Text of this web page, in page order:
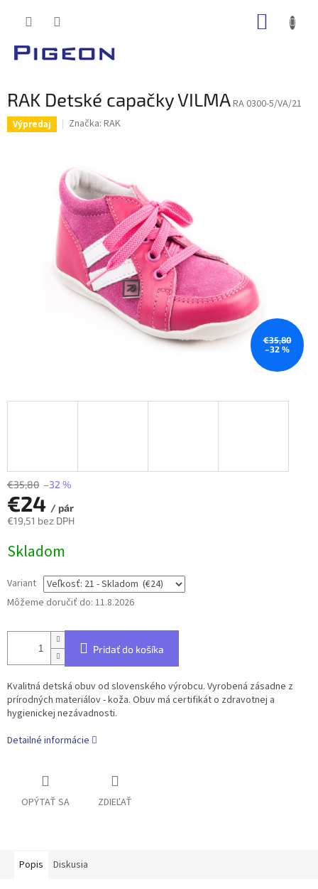
RAK Detské capačky VILMA RA 0300-5/VA/21
Výpredaj Značka: RAK
€35,80
–32 %
€35,80 –32 %
€24 / pár
€19,51 bez DPH
cena:
Skladom
Variant
Môžeme doručiť do: 11.8.2026
Pridať do košíka
Kvalitná detská obuv od slovenského výrobcu. Vyrobená zásadne z
prírodných materiálov - koža. Obuv má certifikát o zdravotnej a
hygienickej nezávadnosti.
Detailné informácie
OPÝTAŤ SA ZDIEĽAŤ
Popis Diskusia